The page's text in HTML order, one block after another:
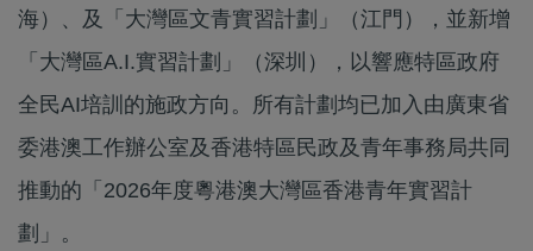
海）、及「大灣區文青實習計劃」（江門），並新增
「大灣區A.I.實習計劃」（深圳），以響應特區政府
全民AI培訓的施政方向。所有計劃均已加入由廣東省
委港澳工作辦公室及香港特區民政及青年事務局共同
推動的「2026年度粵港澳大灣區香港青年實習計
劃」。